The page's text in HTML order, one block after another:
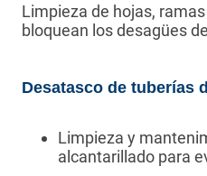
Limpieza de hojas,
bloquean los desagües
Desatasco de tuberías
Limpieza y
alcantarillado para